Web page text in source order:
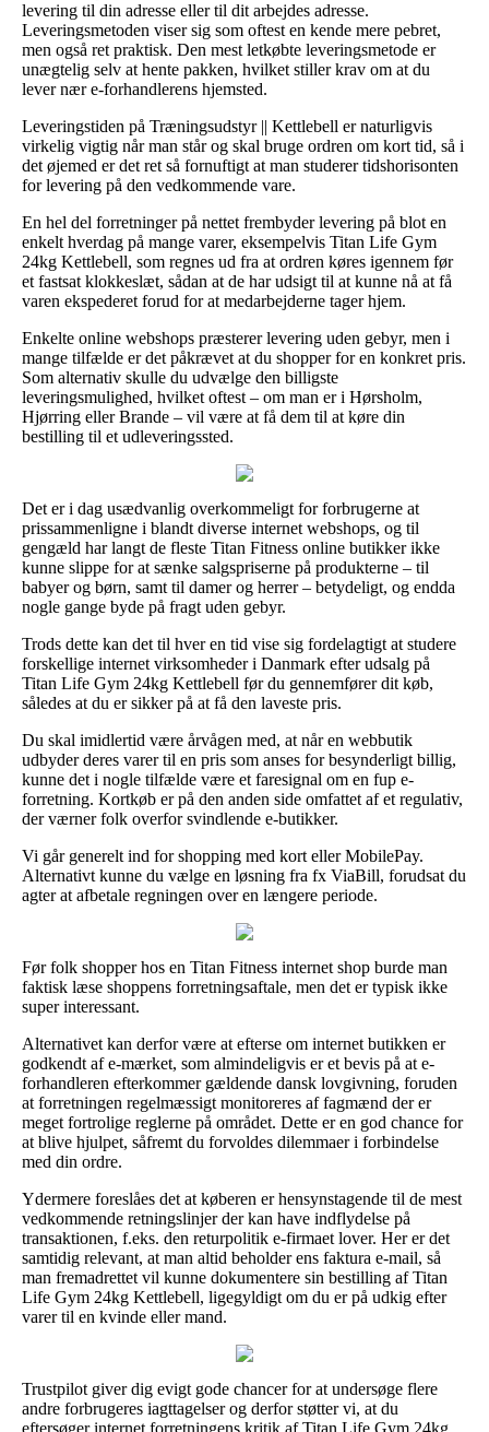
levering til din adresse eller til dit arbejdes adresse.
Leveringsmetoden viser sig som oftest en kende mere pebret,
men også ret praktisk. Den mest letkøbte leveringsmetode er
unægtelig selv at hente pakken, hvilket stiller krav om at du
lever nær e-forhandlerens hjemsted.
Leveringstiden på Træningsudstyr || Kettlebell er naturligvis
virkelig vigtig når man står og skal bruge ordren om kort tid, så i
det øjemed er det ret så fornuftigt at man studerer tidshorisonten
for levering på den vedkommende vare.
En hel del forretninger på nettet frembyder levering på blot en
enkelt hverdag på mange varer, eksempelvis Titan Life Gym
24kg Kettlebell, som regnes ud fra at ordren køres igennem før
et fastsat klokkeslæt, sådan at de har udsigt til at kunne nå at få
varen ekspederet forud for at medarbejderne tager hjem.
Enkelte online webshops præsterer levering uden gebyr, men i
mange tilfælde er det påkrævet at du shopper for en konkret pris.
Som alternativ skulle du udvælge den billigste
leveringsmulighed, hvilket oftest – om man er i Hørsholm,
Hjørring eller Brande – vil være at få dem til at køre din
bestilling til et udleveringssted.
Det er i dag usædvanlig overkommeligt for forbrugerne at
prissammenligne i blandt diverse internet webshops, og til
gengæld har langt de fleste Titan Fitness online butikker ikke
kunne slippe for at sænke salgspriserne på produkterne – til
babyer og børn, samt til damer og herrer – betydeligt, og endda
nogle gange byde på fragt uden gebyr.
Trods dette kan det til hver en tid vise sig fordelagtigt at studere
forskellige internet virksomheder i Danmark efter udsalg på
Titan Life Gym 24kg Kettlebell før du gennemfører dit køb,
således at du er sikker på at få den laveste pris.
Du skal imidlertid være årvågen med, at når en webbutik
udbyder deres varer til en pris som anses for besynderligt billig,
kunne det i nogle tilfælde være et faresignal om en fup e-
forretning. Kortkøb er på den anden side omfattet af et regulativ,
der værner folk overfor svindlende e-butikker.
Vi går generelt ind for shopping med kort eller MobilePay.
Alternativt kunne du vælge en løsning fra fx ViaBill, forudsat du
agter at afbetale regningen over en længere periode.
Før folk shopper hos en Titan Fitness internet shop burde man
faktisk læse shoppens forretningsaftale, men det er typisk ikke
super interessant.
Alternativet kan derfor være at efterse om internet butikken er
godkendt af e-mærket, som almindeligvis er et bevis på at e-
forhandleren efterkommer gældende dansk lovgivning, foruden
at forretningen regelmæssigt monitoreres af fagmænd der er
meget fortrolige reglerne på området. Dette er en god chance for
at blive hjulpet, såfremt du forvoldes dilemmaer i forbindelse
med din ordre.
Ydermere foreslåes det at køberen er hensynstagende til de mest
vedkommende retningslinjer der kan have indflydelse på
transaktionen, f.eks. den returpolitik e-firmaet lover. Her er det
samtidig relevant, at man altid beholder ens faktura e-mail, så
man fremadrettet vil kunne dokumentere sin bestilling af Titan
Life Gym 24kg Kettlebell, ligegyldigt om du er på udkig efter
varer til en kvinde eller mand.
Trustpilot giver dig evigt gode chancer for at undersøge flere
andre forbrugeres iagttagelser og derfor støtter vi, at du
eftersøger internet forretningens kritik af Titan Life Gym 24kg